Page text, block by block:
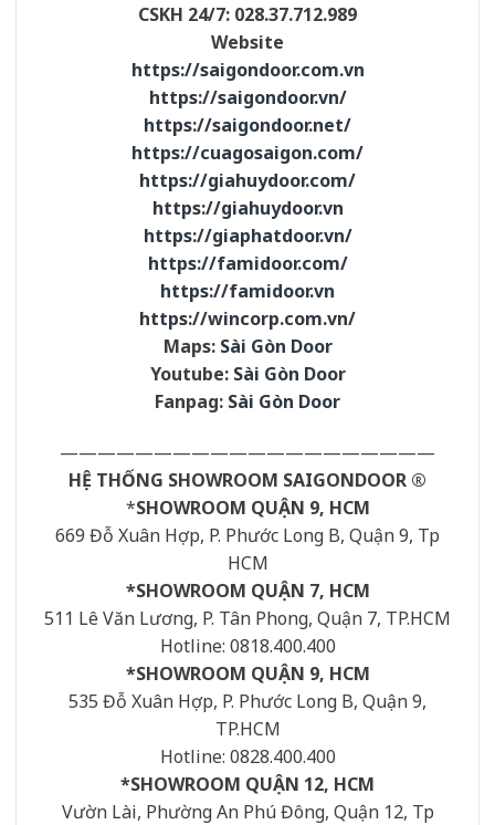
CSKH 24/7: 028.37.712.989
Website
https://saigondoor.com.vn
https://saigondoor.vn/
https://saigondoor.net/
https://cuagosaigon.com/
https://giahuydoor.com/
https://giahuydoor.vn
https://giaphatdoor.vn/
https://famidoor.com/
https://famidoor.vn
https://wincorp.com.vn/
Maps: Sài Gòn Door
Youtube: Sài Gòn Door
Fanpag: Sài Gòn Door
————————————————————
HỆ THỐNG SHOWROOM SAIGONDOOR ®
*SHOWROOM QUẬN 9, HCM
669 Đỗ Xuân Hợp, P. Phước Long B, Quận 9, Tp
HCM
*SHOWROOM QUẬN 7, HCM
511 Lê Văn Lương, P. Tân Phong, Quận 7, TP.HCM
Hotline: 0818.400.400
*SHOWROOM QUẬN 9, HCM
535 Đỗ Xuân Hợp, P. Phước Long B, Quận 9,
TP.HCM
Hotline: 0828.400.400
*SHOWROOM QUẬN 12, HCM
Vườn Lài, Phường An Phú Đông, Quận 12, Tp